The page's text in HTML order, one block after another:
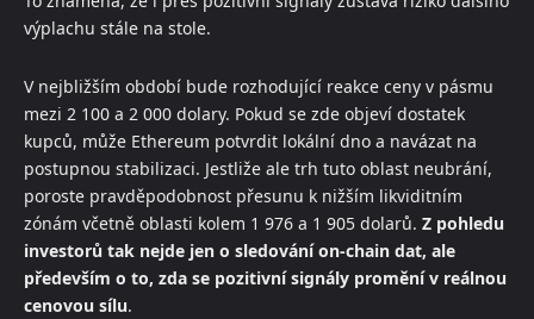
výplachu stále na stole.
V nejbližším období bude rozhodující reakce ceny v pásmu
mezi 2 100 a 2 000 dolary. Pokud se zde objeví dostatek
kupců, může Ethereum potvrdit lokální dno a navázat na
postupnou stabilizaci. Jestliže ale trh tuto oblast neubrání,
poroste pravděpodobnost přesunu k nižším likviditním
zónám včetně oblasti kolem 1 976 a 1 905 dolarů. Z pohledu
investorů tak nejde jen o sledování on-chain dat, ale
především o to, zda se pozitivní signály promění v reálnou
cenovou sílu.